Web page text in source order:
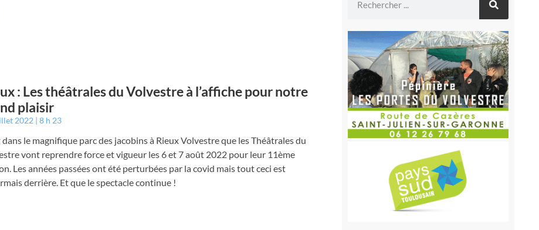
: Les théâtrales du Volvestre à l’affiche pour notre
plaisir
2022 8 h 23
dans le magnifique parc des jacobins à Rieux Volvestre que les Théâtrales du
vont reprendre force et vigueur les 6 et 7 août 2022 pour leur 11ème
Les années passées ont été perturbées par la covid mais tout ceci est
derrière. Et que le spectacle continue !